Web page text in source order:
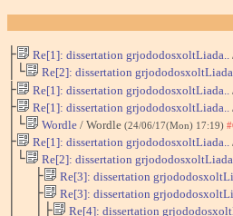
├ Re[1]: dissertation grjododosxoltLiada..
│└ Re[2]: dissertation grjododosxoltLiada..
├ Re[1]: dissertation grjododosxoltLiada..
├ Re[1]: dissertation grjododosxoltLiada..
│└ Wordle / Wordle (24/06/17(Mon) 17:19)
├ Re[1]: dissertation grjododosxoltLiada..
│└ Re[2]: dissertation grjododosxoltLiada..
│ ├ Re[3]: dissertation
│ ├ Re[3]: dissertation
│ │├ Re[4]: dissertation